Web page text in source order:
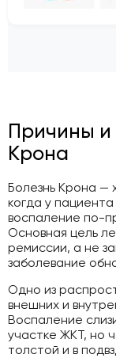
Причины и
Крона
Болезнь Крона —
когда у
воспаление по-
Основная цель
ремиссии, а не
заболевание
Одно из
внешних и
Воспаление
участке ЖКТ, но
толстой и в